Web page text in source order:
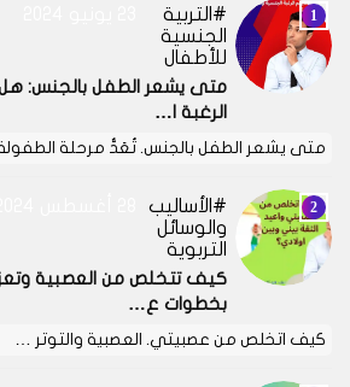
التربية
الجنسية
للأطفال
متى يشعر الطفل بالجنس: هل
الرغبة ا…
متى يشعر الطفل بالجنس. تُعَدُّ مرحلة
الأساليب
والوسائل
التربوية
كيف تتخلص من العصبية
بخطوات ع…
كيف اتخلص من عصبيتي. العصبية والتوتر …